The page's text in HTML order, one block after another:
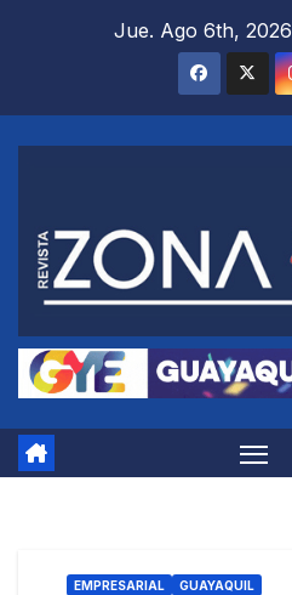
Jue. Ago 6th, 2026
EMPRESARIAL GUAYAQUIL